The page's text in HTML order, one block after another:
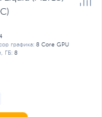
графика: 8 Core GPU
ГБ: 8